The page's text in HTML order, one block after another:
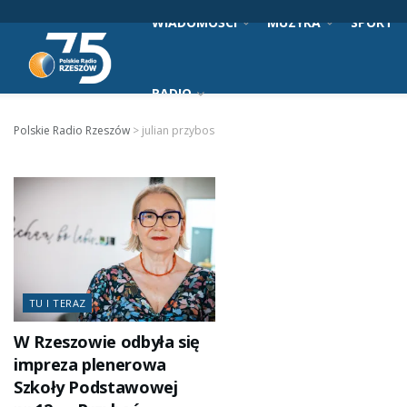
WIADOMOŚCI MUZYKA SPORT
RADIO
Polskie Radio Rzeszów > julian przybos
TU I TERAZ
W Rzeszowie odbyła się
impreza plenerowa
Szkoły Podstawowej